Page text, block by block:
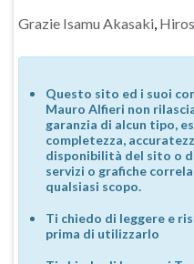
Grazie Isamu Akasaki,
Questo sito ed i suoi
Mauro Alfieri non
garanzia di alcun tipo,
completezza,
disponibilità del sito o
servizi o grafiche
qualsiasi scopo.
Ti chiedo di leggere e
prima di utilizzarlo